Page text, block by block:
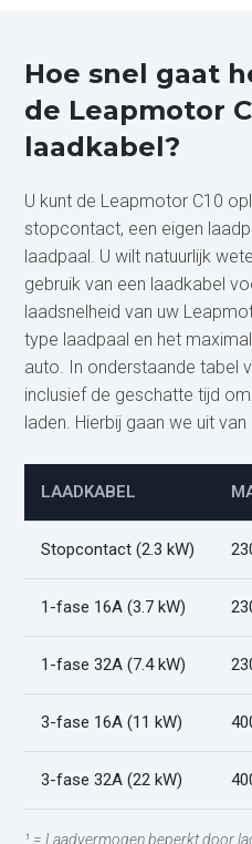
Hoe snel gaat
de Leapmotor
laadkabel?
U kunt de Leapmotor C10
stopcontact, een eigen
laadpaal. U wilt natuurlijk
gebruik van een laadkabel
laadsnelheid van uw
type laadpaal en het
auto. In onderstaande tabel
inclusief de geschatte tijd
laden. Hierbij gaan we uit
LAADKABEL
Stopcontact (2.3 kW)
1-fase 16A (3.7 kW)
1-fase 32A (7.4 kW)
3-fase 16A (11 kW)
3-fase 32A (22 kW)
¹ = Laadvermogen beperkt door